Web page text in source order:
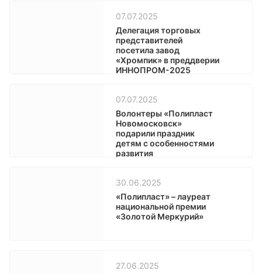
эпоксидных смол
07.07.2025
Делегация торговых
представителей
посетила завод
«Хромпик» в преддверии
ИННОПРОМ-2025
07.07.2025
Волонтеры «Полипласт
Новомосковск»
подарили праздник
детям с особенностями
развития
30.06.2025
«Полипласт» – лауреат
национальной премии
«Золотой Меркурий»
27.06.2025